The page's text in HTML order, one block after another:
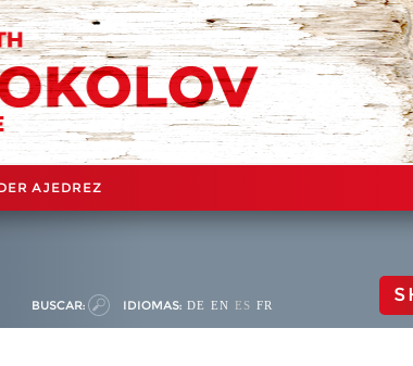
AJEDREZ
BUSCAR: IDIOMAS: DE EN ES FR